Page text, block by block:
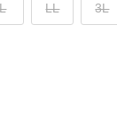
L LL 3L